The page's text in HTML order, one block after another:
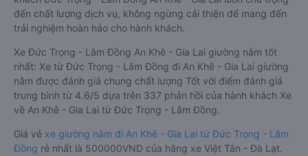
đến chất lượng dịch vụ, không ngừng cải thiện để mang đến
trải nghiệm hoàn hảo cho hành khách.
Xe Đức Trọng - Lâm Đồng An Khê - Gia Lai giường nằm tốt
nhất: Xe từ Đức Trọng - Lâm Đồng đi An Khê - Gia Lai giường
nằm được đánh giá chung chất lượng Tốt với điểm đánh giá
trung bình từ 4.6/5 dựa trên 337 phản hồi của hành khách Xe
về An Khê - Gia Lai từ Đức Trọng - Lâm Đồng.
Giá vé xe giường nằm đi An Khê - Gia Lai từ Đức Trọng - Lâm
Đồng rẻ nhất là 500000VND của hãng xe Việt Tân - Đà Lạt.